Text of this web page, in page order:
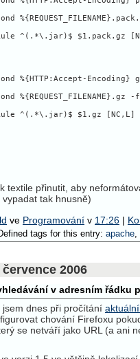
^(.*\.jar)$ $1.pack.gz
%{HTTP:Accept-Encoding}
%{REQUEST_FILENAME}.gz -f
^(.*\.jar)$ $1.gz [NC,L]
textile přinutit, aby
tak hnusně)
ve Programování v 17:26 |
tags for this entry: apache,
2006
v adresním řádku
dnes při pročítání
chování Firefoxu
se netváří jako URL (a ani